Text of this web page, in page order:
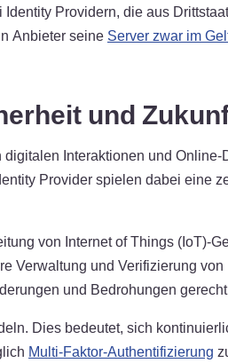
Providern, die aus
Anbieter seine Server zwar im
und
Interaktionen und
Provider spielen dabei eine
von Internet of Things (IoT)-
Verwaltung und Verifizierung von
und Bedrohungen
Dies bedeutet, sich
Multi-Faktor-Authentifizierung